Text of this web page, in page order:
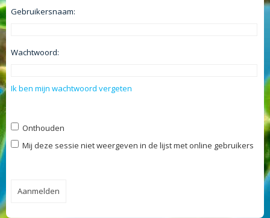
Gebruikersnaam:
Wachtwoord:
Ik ben mijn wachtwoord vergeten
Onthouden
Mij deze sessie niet weergeven in de lijst met online gebruikers